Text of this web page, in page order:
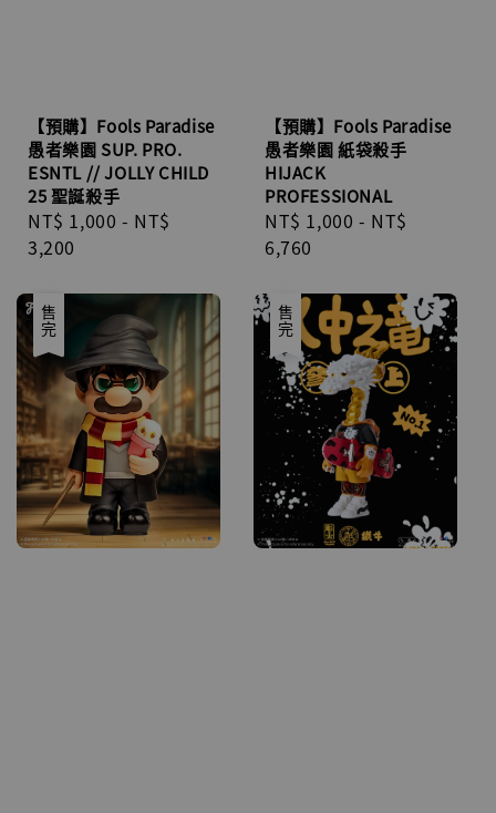
【預購】Fools Paradise
愚者樂園 SUP. PRO.
ESNTL // JOLLY CHILD
25 聖誕殺手
Regular
price
NT$ 1,000 - NT$
3,200
【預購】Fools Paradise
愚者樂園 紙袋殺手
HIJACK
PROFESSIONAL
Regular
price
NT$ 1,000 - NT$
6,760
優惠
售完 售完